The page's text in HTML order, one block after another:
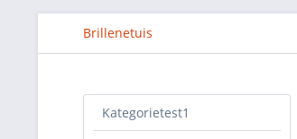
Brillenetuis
Kategorietest1